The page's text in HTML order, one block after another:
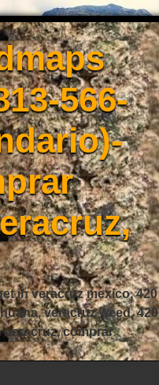
566-
in veracruz mexico, 420
veracruz weed, 420
veracruz, comprar